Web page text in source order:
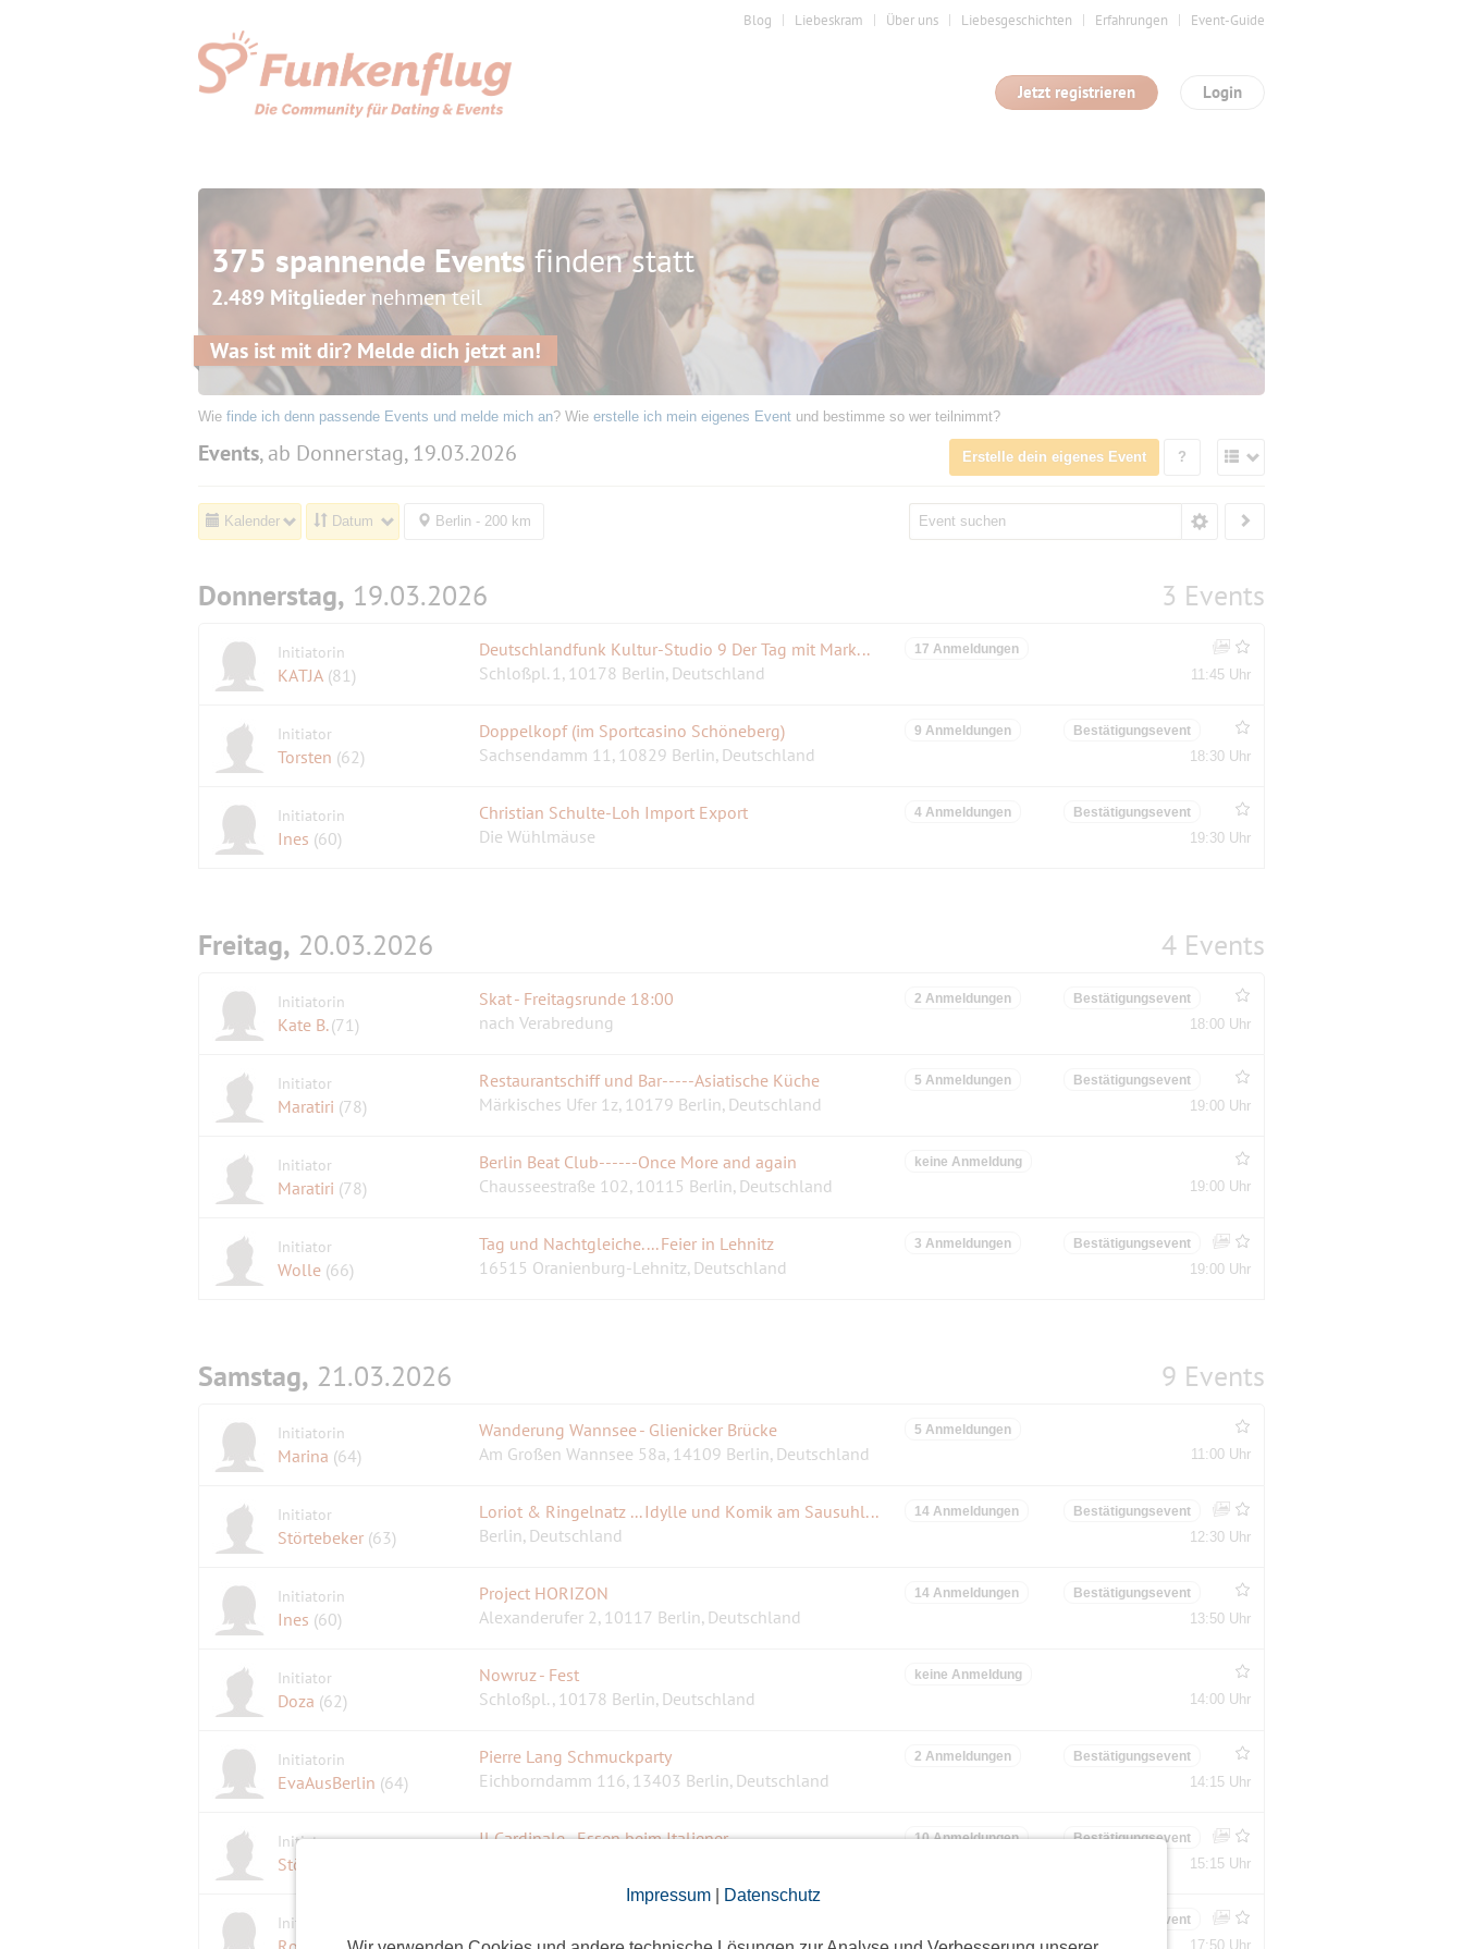
Impressum| Datenschutz
Blog Liebeskram Über uns Liebesgeschichten Erfahrungen Event-Guide
Login
Jetzt registrieren
375 spannende Eventsfinden statt
2.489 Mitgliedernehmen teil
Was ist mit dir? Melde dich jetzt an!
Wie finde ich denn passende Events und melde mich an? Wie erstelle ich mein eigenes Event und bestimme so wer teilnimmt?
Events, ab Donnerstag, 19.03.2026 Erstelle dein eigenes Event ?
Kalender Datum Berlin - 200 km
Donnerstag, 19.03.2026 3 Events
Initiatorin
KATJA (81)
Deutschlandfunk Kultur-Studio 9 Der Tag mit Markus Preiß– Humboldtforum
Schloßpl. 1, 10178 Berlin, Deutschland
17 Anmeldungen
11:45 Uhr
Initiator
Torsten (62)
Doppelkopf (im Sportcasino Schöneberg)
Sachsendamm 11, 10829 Berlin, Deutschland
9 Anmeldungen Bestätigungsevent
18:30 Uhr
Initiatorin
Ines (60)
Christian Schulte-Loh Import Export
Die Wühlmäuse
4 Anmeldungen Bestätigungsevent
19:30 Uhr
Freitag, 20.03.2026 4 Events
Initiatorin
Kate B. (71)
Skat - Freitagsrunde 18:00
nach Verabredung
2 Anmeldungen Bestätigungsevent
18:00 Uhr
Initiator
Maratiri (78)
Restaurantschiff und Bar-----Asiatische Küche
Märkisches Ufer 1z, 10179 Berlin, Deutschland
5 Anmeldungen Bestätigungsevent
19:00 Uhr
Initiator
Maratiri (78)
Berlin Beat Club------Once More and again
Chausseestraße 102, 10115 Berlin, Deutschland
keine Anmeldung
19:00 Uhr
Initiator
Wolle (66)
Tag und Nachtgleiche.... Feier in Lehnitz
16515 Oranienburg-Lehnitz, Deutschland
3 Anmeldungen Bestätigungsevent
19:00 Uhr
Samstag, 21.03.2026 9 Events
Initiatorin
Marina (64)
Wanderung Wannsee - Glienicker Brücke
Am Großen Wannsee 58a, 14109 Berlin, Deutschland
5 Anmeldungen
11:00 Uhr
Initiator
Störtebeker (63)
Loriot & Ringelnatz ... Idylle und Komik am Sausuhlensee
Berlin, Deutschland
14 Anmeldungen Bestätigungsevent
12:30 Uhr
Initiatorin
Ines (60)
Project HORIZON
Alexanderufer 2, 10117 Berlin, Deutschland
14 Anmeldungen Bestätigungsevent
13:50 Uhr
Initiator
Doza (62)
Nowruz - Fest
Schloßpl., 10178 Berlin, Deutschland
keine Anmeldung
14:00 Uhr
Initiatorin
EvaAusBerlin (64)
Pierre Lang Schmuckparty
Eichborndamm 116, 13403 Berlin, Deutschland
2 Anmeldungen Bestätigungsevent
14:15 Uhr
Initiator
Störtebeker
Il Cardinale - Essen beim Italiener
10 Anmeldungen Bestätigungsevent
15:15 Uhr
Initiatorin
Lichterfelde, Berlin-Bezirk Steglitz-Zehlendorf, D eutschland
Bestätigungsevent
17:50 Uhr